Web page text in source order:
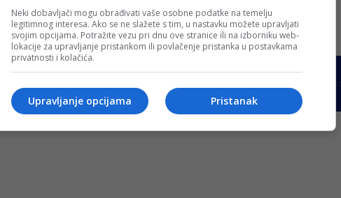
© 2026
Neki dobavljači mogu obrađivati vaše osobne podatke na temelju
legitimnog interesa. Ako se ne slažete s tim, u nastavku možete upravljati
svojim opcijama. Potražite vezu pri dnu ove stranice ili na izborniku web-
lokacije za upravljanje pristankom ili povlačenje pristanka u postavkama
privatnosti i kolačića.
Pristanak
Upravljanje opcijama